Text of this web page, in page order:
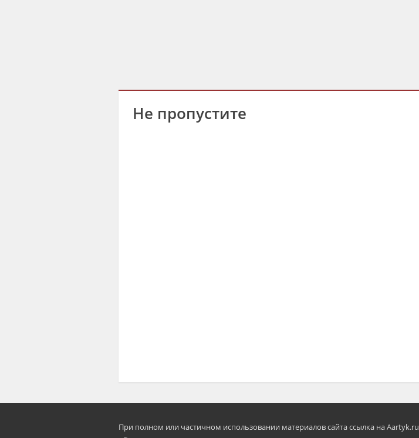
Не пропустите
При полном или частичном использовании материалов сайта ссылка на Aartyk.ru